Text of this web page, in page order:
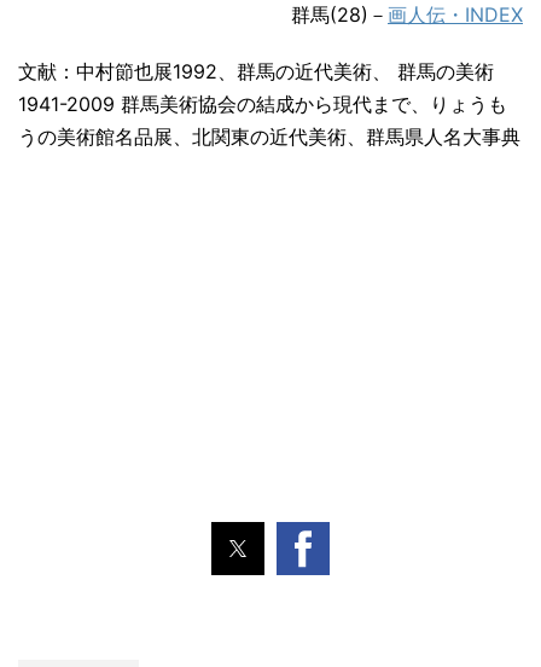
群馬(28)－ 画人伝・INDEX
文献：中村節也展1992、群馬の近代美術、 群馬の美術
1941-2009 群馬美術協会の結成から現代まで、りょうも
うの美術館名品展、北関東の近代美術、群馬県人名大事典